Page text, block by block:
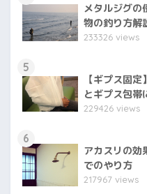
メタルジグの
物の釣り方解
233326 views
5
【ギプス固
とギプス包帯
229426 views
6
アカスリの効
でのやり方
217967 views